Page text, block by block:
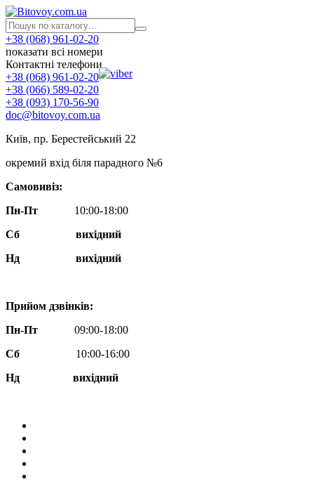
+38 (068) 961-02-20
показати всі номери
Контактні телефони
+38 (068) 961-02-20
+38 (066) 589-02-20
+38 (093) 170-56-90
doc@bitovoy.com.ua
Київ, пр. Берестейський 22
окремий вхід біля парадного №6
Самовивіз:
Пн-Пт
10:00-18:00
Сб
вихідний
Нд
вихідний
Прийом дзвінків:
Пн-Пт
09:00-18:00
Сб
10:00-16:00
Нд вихідний